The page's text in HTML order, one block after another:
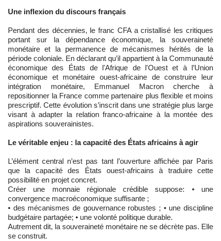
Une inflexion du discours français
Pendant des décennies, le franc CFA a cristallisé les critiques
portant sur la dépendance économique, la souveraineté
monétaire et la permanence de mécanismes hérités de la
période coloniale. En déclarant qu’il appartient à la Communauté
économique des États de l'Afrique de l'Ouest et à l’Union
économique et monétaire ouest-africaine de construire leur
intégration monétaire, Emmanuel Macron cherche à
repositionner la France comme partenaire plus flexible et moins
prescriptif. Cette évolution s’inscrit dans une stratégie plus large
visant à adapter la relation franco-africaine à la montée des
aspirations souverainistes.
Le véritable enjeu : la capacité des États africains à agir
L’élément central n’est pas tant l’ouverture affichée par Paris
que la capacité des États ouest-africains à traduire cette
possibilité en projet concret.
Créer une monnaie régionale crédible suppose: • une
convergence macroéconomique suffisante ;
• des mécanismes de gouvernance robustes ; • une discipline
budgétaire partagée; • une volonté politique durable.
Autrement dit, la souveraineté monétaire ne se décrète pas. Elle
se construit.